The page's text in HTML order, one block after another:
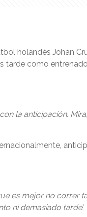
holandés Johan
como
la anticipación.
es mejor no correr
ni demasiado tarde’.